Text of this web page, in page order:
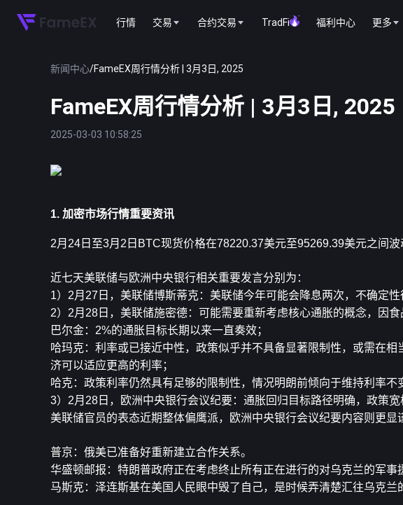
行情 交易 合约交易 TradFi 福利中心 更多
新闻中心/FameEX周行情分析 | 3月3日, 2025
FameEX周行情分析 | 3月3日, 2025
2025-03-03 10:58:25
1. 加密市场行情重要资讯
2月24日至3月2日 BTC现货价格在78220.37美元至95269.39美元之间波
近七天美联储与欧洲中央银行相关重要发言分别为：
1）2月27日，美联储博斯蒂克：美联储今年可能会降息两次，不确定性
2）2月28日，美联储施密德：可能需要重新考虑核心通胀的概念，因食
巴尔金：2%的通胀目标长期以来一直奏效；
哈玛克：利率或已接近中性，政策似乎并不具备显著限制性，或需在
济可以适应更高的利率；
哈克：政策利率仍然具有足够的限制性，情况明朗前倾向于维持利率不
3）2月28日，欧洲中央银行会议纪要：通胀回归目标路径明确，政策
美联储官员的表态近期整体偏鹰派，欧洲中央银行会议纪要内容则更显
普京：俄美已准备好重新建立合作关系。
华盛顿邮报：特朗普政府正在考虑终止所有正在进行的对乌克兰的军事
马斯克：泽连斯基在美国人民眼中毁了自己，是时候弄清楚汇往乌克兰